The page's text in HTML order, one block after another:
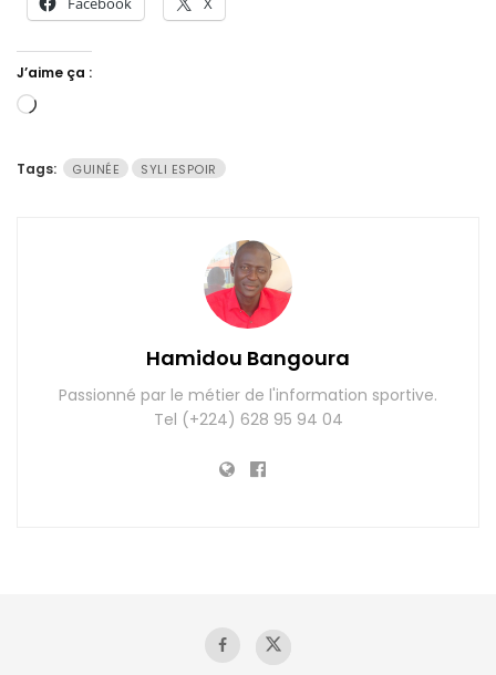
J’aime ça :
Chargement…
Tags: GUINÉE SYLI ESPOIR
Hamidou Bangoura
Passionné par le métier de l'information sportive.
Tel (+224) 628 95 94 04